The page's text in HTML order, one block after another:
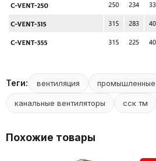
Теги: вентиляция промышленные
канальные вентиляторы сск тм
Похожие товары